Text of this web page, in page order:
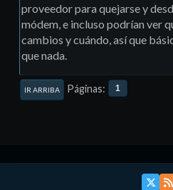
proveedor para quejarse y
módem, e incluso podrían ver
cambios y cuándo, así que
que nada.
IR ARRIBA Páginas 1